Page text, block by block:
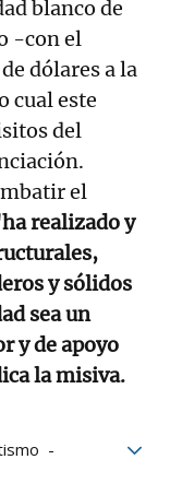
blanco de
-con el
dólares a la
cual este
del
el
realizado y
y sólidos
sea un
y de apoyo
la misiva.